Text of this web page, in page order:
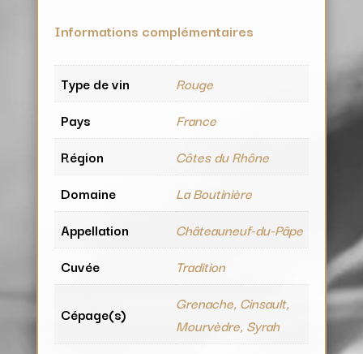
Informations complémentaires
Type de vin
Rouge
Pays
France
Région
Côtes du Rhône
Domaine
La Boutinière
Appellation
Châteauneuf-du-Pâpe
Cuvée
Tradition
Cépage(s)
Grenache, Cinsault,
Mourvèdre, Syrah